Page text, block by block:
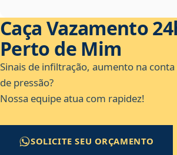
Caça Vazamento
Perto de Mim
Sinais de infiltração, aumento na
de pressão?
Nossa equipe atua com rapidez!
SOLICITE SEU ORÇAMENTO